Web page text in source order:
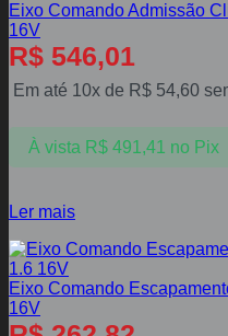
Eixo Comando Admissão
16V
R$ 546,01
Em até 10x de R$ 54,60
À vista R$491,41 no Pix
Ler mais
Eixo Comando
16V